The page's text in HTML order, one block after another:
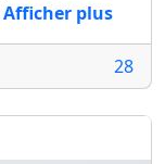
Afficher plus
28